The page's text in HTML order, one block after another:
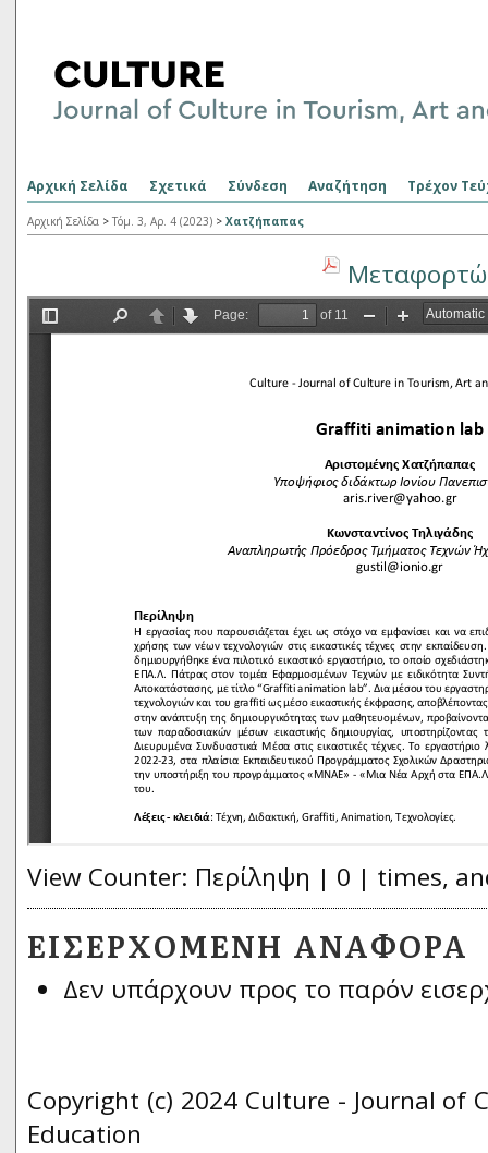
Αρχική Σελίδα Σχετικά Σύνδεση Αναζήτηση Τρέχον
Αρχική Σελίδα > Τόμ. 3, Αρ. 4 (2023) > Χατζήπαπας
View Counter: Περίληψη | 0 | times,
ΕΙΣΕΡΧΌΜΕΝΗ ΑΝΑΦΟΡΆ
Δεν υπάρχουν προς το παρόν
Copyright (c) 2024 Culture - Journal of
Education